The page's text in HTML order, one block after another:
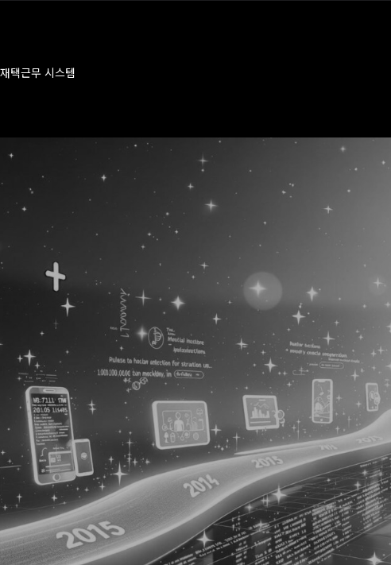
택근무 시스템